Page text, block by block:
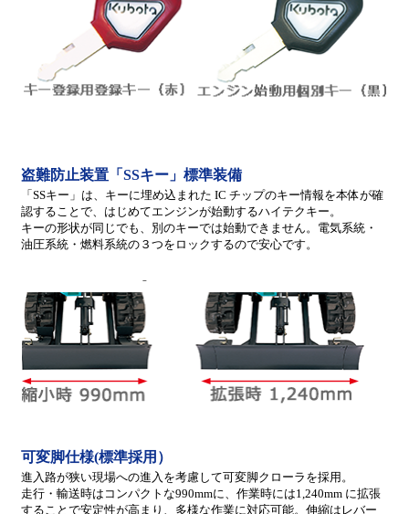
盗難防止装置「SSキー」標準装備
「SSキー」は、キーに埋め込まれた IC チップのキー情報を本体が確
認することで、はじめてエンジンが始動するハイテクキー。
キーの形状が同じでも、別のキーでは始動できません。電気系統・
油圧系統・燃料系統の３つをロックするので安心です。
可変脚仕様(標準採用）
進入路が狭い現場への進入を考慮して可変脚クローラを採用。
走行・輸送時はコンパクトな990mmに、作業時には1,240mm に拡張
することで安定性が高まり、多様な作業に対応可能。伸縮はレバー